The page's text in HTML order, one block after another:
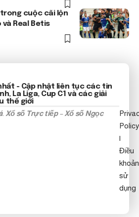
trong cuộc cãi lộn
và Real Betis
- Cập nhật liên tục các tin
, La Liga, Cup C1 và các giải
thế giới
. Xổ số Trực tiếp–Xổ số Ngọc
Policy
|
Điều
khoản
sử
dụng